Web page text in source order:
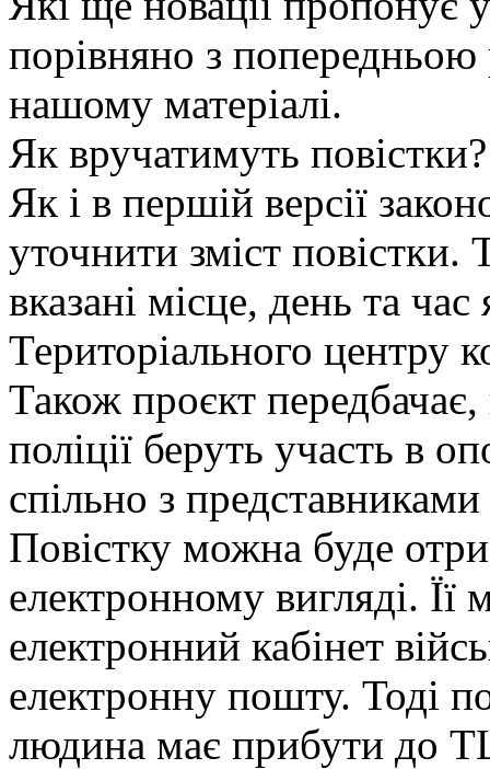
порівняно з попередньою
нашому матеріалі.
Як вручатимуть повістки?
Як і в першій версії
уточнити зміст
вказані місце, день та
Територіального центру
Також проєкт
поліції беруть участь в
спільно з
Повістку можна буде
електронному вигляді. Її
електронний кабінет
електронну пошту. Тоді
людина має прибути до